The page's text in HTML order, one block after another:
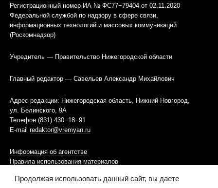
Регистрационный номер ИА № ФС77−79404 от 02.11.2020
Федеральной службой по надзору в сфере связи,
информационных технологий и массовых коммуникаций
(Роскомнадзор)
Учредитель — Правительство Нижегородской области
Главный редактор — Савельев Александр Михайлович
Адрес редакции: Нижегородская область, Нижний Новгород,
ул. Белинского, 9А
Телефон (831) 430−18−91
E-mail redaktor@vremyan.ru
Информация об агентстве
Правила использования материалов
Информационная политика использования «cookies»-файлов
Продолжая использовать данный сайт, вы даете